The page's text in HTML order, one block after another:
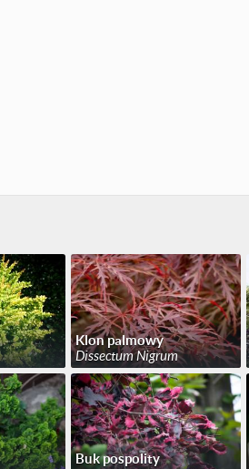
Klon palmowy
Dissectum Nigrum
Buk pospolity